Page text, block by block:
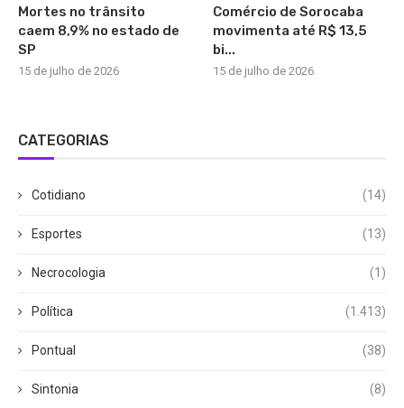
Mortes no trânsito
caem 8,9% no estado de
SP
15 de julho de 2026
Comércio de Sorocaba
movimenta até R$ 13,5
bi...
15 de julho de 2026
CATEGORIAS
Cotidiano (14)
Esportes (13)
Necrocologia (1)
Política (1.413)
Pontual (38)
Sintonia (8)